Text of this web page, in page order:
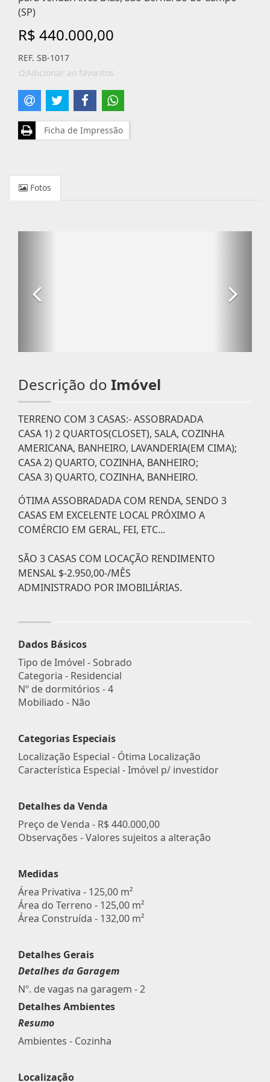
(SP)
R$ 440.000,00
REF. SB-1017
Adicionar ao favoritos
Ficha de Impressão
Fotos
Descrição do Imóvel
TERRENO COM 3 CASAS:- ASSOBRADADA
CASA 1) 2 QUARTOS(CLOSET), SALA, COZINHA
AMERICANA, BANHEIRO, LAVANDERIA(EM CIMA);
CASA 2) QUARTO, COZINHA, BANHEIRO;
CASA 3) QUARTO, COZINHA, BANHEIRO.
ÓTIMA ASSOBRADADA COM RENDA, SENDO 3
CASAS EM EXCELENTE LOCAL PRÓXIMO A
COMÉRCIO EM GERAL, FEI, ETC...
SÃO 3 CASAS COM LOCAÇÃO RENDIMENTO
MENSAL $-2.950,00-/MÊS
ADMINISTRADO POR IMOBILIÁRIAS.
Dados Básicos
Tipo de Imóvel - Sobrado
Categoria - Residencial
Nº de dormitórios - 4
Mobiliado - Não
Categorias Especiais
Localização Especial - Ótima Localização
Característica Especial - Imóvel p/ investidor
Detalhes da Venda
Preço de Venda - R$ 440.000,00
Observações - Valores sujeitos a alteração
Medidas
Área Privativa - 125,00 m²
Área do Terreno - 125,00 m²
Área Construída - 132,00 m²
Detalhes Gerais
Detalhes da Garagem
Nº. de vagas na garagem - 2
Detalhes Ambientes
Resumo
Ambientes - Cozinha
Localização